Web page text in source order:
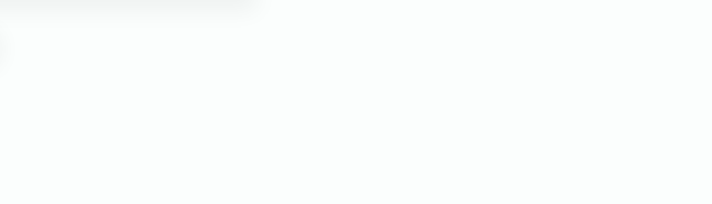
ちら